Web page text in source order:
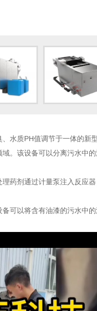
水质PH值调节于一体的新
。该设备可以分离污水中
剂通过计量泵注入反应
以将含有油漆的污水中